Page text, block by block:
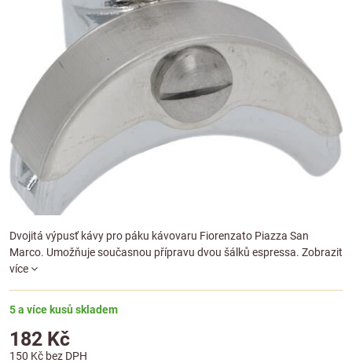
Dvojitá výpusť kávy pro páku kávovaru Fiorenzato Piazza San
Marco. Umožňuje současnou přípravu dvou šálků espressa. Zobrazit
více
5 a více kusů skladem
182 Kč
150 Kč bez DPH